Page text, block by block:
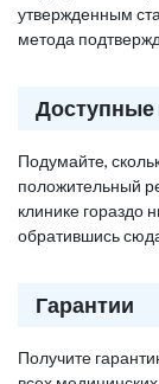
утвержденным
метода
Подумайте,
положительный
клинике гораздо
обратившись
Гарантии
Получите